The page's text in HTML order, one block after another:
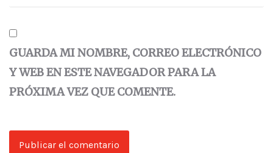
GUARDA MI NOMBRE, CORREO ELECTRÓNICO
Y WEB EN ESTE NAVEGADOR PARA LA
PRÓXIMA VEZ QUE COMENTE.